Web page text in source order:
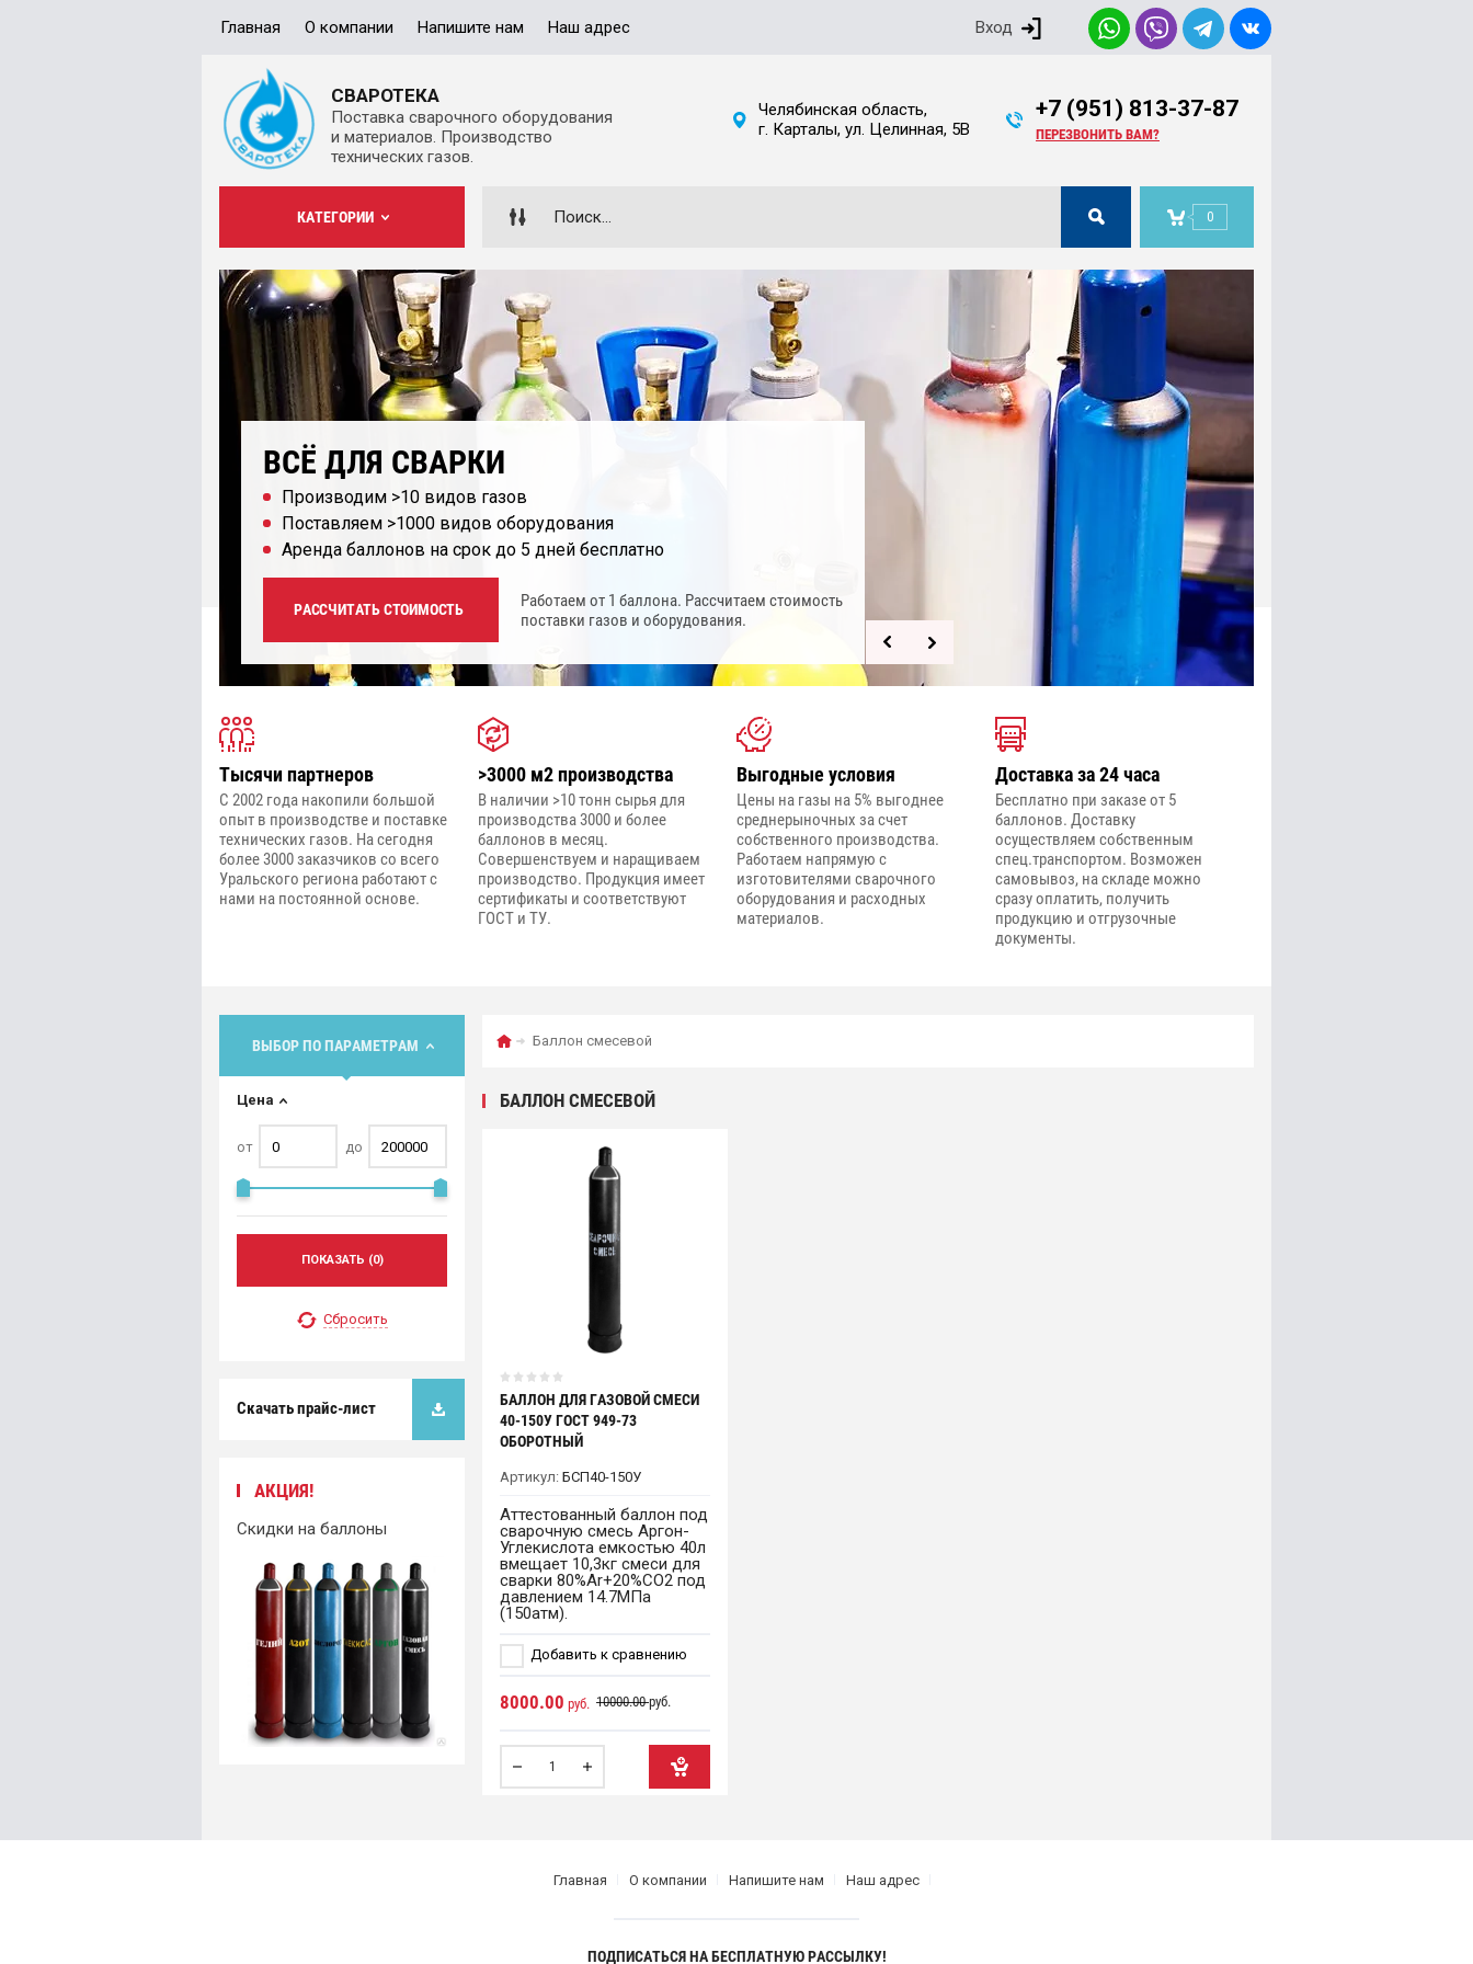
Главная О компании Напишите нам Наш адрес Вход
СВАРОТЕКА
Поставка сварочного оборудования
и материалов. Производство
технических газов.
Челябинская область,
г. Карталы, ул. Целинная, 5В
+7 (951) 813-37-87
ПЕРЕЗВОНИТЬ ВАМ?
КАТЕГОРИИ 0
ВСЁ ДЛЯ СВАРКИ
Производим >10 видов газов
Поставляем >1000 видов оборудования
Аренда баллонов на срок до 5 дней бесплатно
РАССЧИТАТЬ СТОИМОСТЬ
Работаем от 1 баллона. Рассчитаем стоимость
поставки газов и оборудования.
Тысячи партнеров
С 2002 года накопили большой
опыт в производстве и поставке
технических газов. На сегодня
более 3000 заказчиков со всего
Уральского региона работают с
нами на постоянной основе.
>3000 м2 производства
В наличии >10 тонн сырья для
производства 3000 и более
баллонов в месяц.
Совершенствуем и наращиваем
производство. Продукция имеет
сертификаты и соответствуют
ГОСТ и ТУ.
Выгодные условия
Цены на газы на 5% выгоднее
среднерыночных за счет
собственного производства.
Работаем напрямую с
изготовителями сварочного
оборудования и расходных
материалов.
Доставка за 24 часа
Бесплатно при заказе от 5
баллонов. Доставку
осуществляем собственным
спец.транспортом. Возможен
самовывоз, на складе можно
сразу оплатить, получить
продукцию и отгрузочные
документы.
ВЫБОР ПО ПАРАМЕТРАМ
Цена
от до
ПОКАЗАТЬ (0)
Сбросить
Скачать прайс-лист
АКЦИЯ!
Скидки на баллоны
Баллон смесевой
БАЛЛОН СМЕСЕВОЙ
БАЛЛОН ДЛЯ ГАЗОВОЙ СМЕСИ
40-150У ГОСТ 949-73
ОБОРОТНЫЙ
Артикул: БСП40-150У
Аттестованный баллон под
сварочную смесь Аргон-
Углекислота емкостью 40л
вмещает 10,3кг смеси для
сварки 80%Ar+20%CO2 под
давлением 14.7МПа
(150атм).
Добавить к сравнению
8000.00 руб. 10000.00руб.
Главная О компании Напишите нам Наш адрес
ПОДПИСАТЬСЯ НА БЕСПЛАТНУЮ РАССЫЛКУ!